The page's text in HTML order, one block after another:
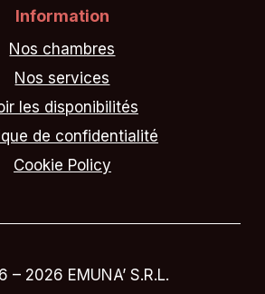
Information
Nos chambres
Nos services
les disponibilités
de confidentialité
Cookie Policy
– 2026 EMUNA’ S.R.L.